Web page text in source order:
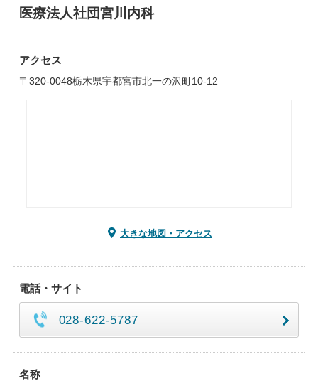
医療法人社団宮川内科
アクセス
〒320-0048栃木県宇都宮市北一の沢町10-12
大きな地図・アクセス
電話・サイト
028-622-5787
名称